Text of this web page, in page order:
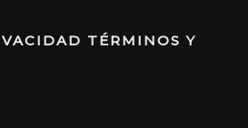
TÉRMINOS Y